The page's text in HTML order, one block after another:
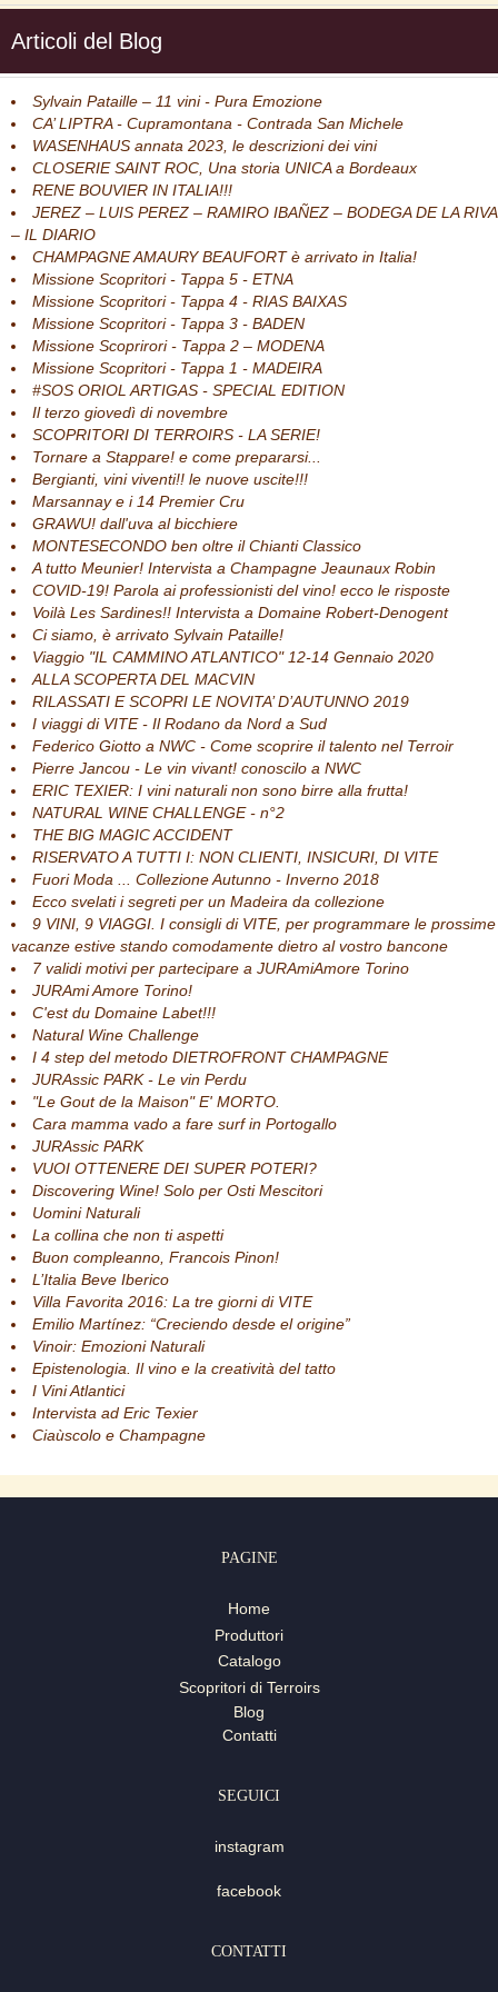
Articoli del Blog
Sylvain Pataille – 11 vini - Pura Emozione
CA’ LIPTRA - Cupramontana - Contrada San Michele
WASENHAUS annata 2023, le descrizioni dei vini
CLOSERIE SAINT ROC, Una storia UNICA a Bordeaux
RENE BOUVIER IN ITALIA!!!
JEREZ – LUIS PEREZ – RAMIRO IBAÑEZ – BODEGA DE LA RIVA
– IL DIARIO
CHAMPAGNE AMAURY BEAUFORT è arrivato in Italia!
Missione Scopritori - Tappa 5 - ETNA
Missione Scopritori - Tappa 4 - RIAS BAIXAS
Missione Scopritori - Tappa 3 - BADEN
Missione Scoprirori - Tappa 2 – MODENA
Missione Scopritori - Tappa 1 - MADEIRA
#SOS ORIOL ARTIGAS - SPECIAL EDITION
Il terzo giovedì di novembre
SCOPRITORI DI TERROIRS - LA SERIE!
Tornare a Stappare! e come prepararsi...
Bergianti, vini viventi!! le nuove uscite!!!
Marsannay e i 14 Premier Cru
GRAWU! dall'uva al bicchiere
MONTESECONDO ben oltre il Chianti Classico
A tutto Meunier! Intervista a Champagne Jeaunaux Robin
COVID-19! Parola ai professionisti del vino! ecco le risposte
Voilà Les Sardines!! Intervista a Domaine Robert-Denogent
Ci siamo, è arrivato Sylvain Pataille!
Viaggio "IL CAMMINO ATLANTICO" 12-14 Gennaio 2020
ALLA SCOPERTA DEL MACVIN
RILASSATI E SCOPRI LE NOVITA’ D’AUTUNNO 2019
I viaggi di VITE - Il Rodano da Nord a Sud
Federico Giotto a NWC - Come scoprire il talento nel Terroir
Pierre Jancou - Le vin vivant! conoscilo a NWC
ERIC TEXIER: I vini naturali non sono birre alla frutta!
NATURAL WINE CHALLENGE - n°2
THE BIG MAGIC ACCIDENT
RISERVATO A TUTTI I: NON CLIENTI, INSICURI, DI VITE
Fuori Moda ... Collezione Autunno - Inverno 2018
Ecco svelati i segreti per un Madeira da collezione
9 VINI, 9 VIAGGI. I consigli di VITE, per programmare le prossime
vacanze estive stando comodamente dietro al vostro bancone
7 validi motivi per partecipare a JURAmiAmore Torino
JURAmi Amore Torino!
C'est du Domaine Labet!!!
Natural Wine Challenge
I 4 step del metodo DIETROFRONT CHAMPAGNE
JURAssic PARK - Le vin Perdu
"Le Gout de la Maison" E' MORTO.
Cara mamma vado a fare surf in Portogallo
JURAssic PARK
VUOI OTTENERE DEI SUPER POTERI?
Discovering Wine! Solo per Osti Mescitori
Uomini Naturali
La collina che non ti aspetti
Buon compleanno, Francois Pinon!
L’Italia Beve Iberico
Villa Favorita 2016: La tre giorni di VITE
Emilio Martínez: “Creciendo desde el origine”
Vinoir: Emozioni Naturali
Epistenologia. Il vino e la creatività del tatto
I Vini Atlantici
Intervista ad Eric Texier
Ciaùscolo e Champagne
PAGINE
Home
Produttori
Catalogo
Scopritori di Terroirs
Blog
Contatti
SEGUICI
instagram
facebook
CONTATTI